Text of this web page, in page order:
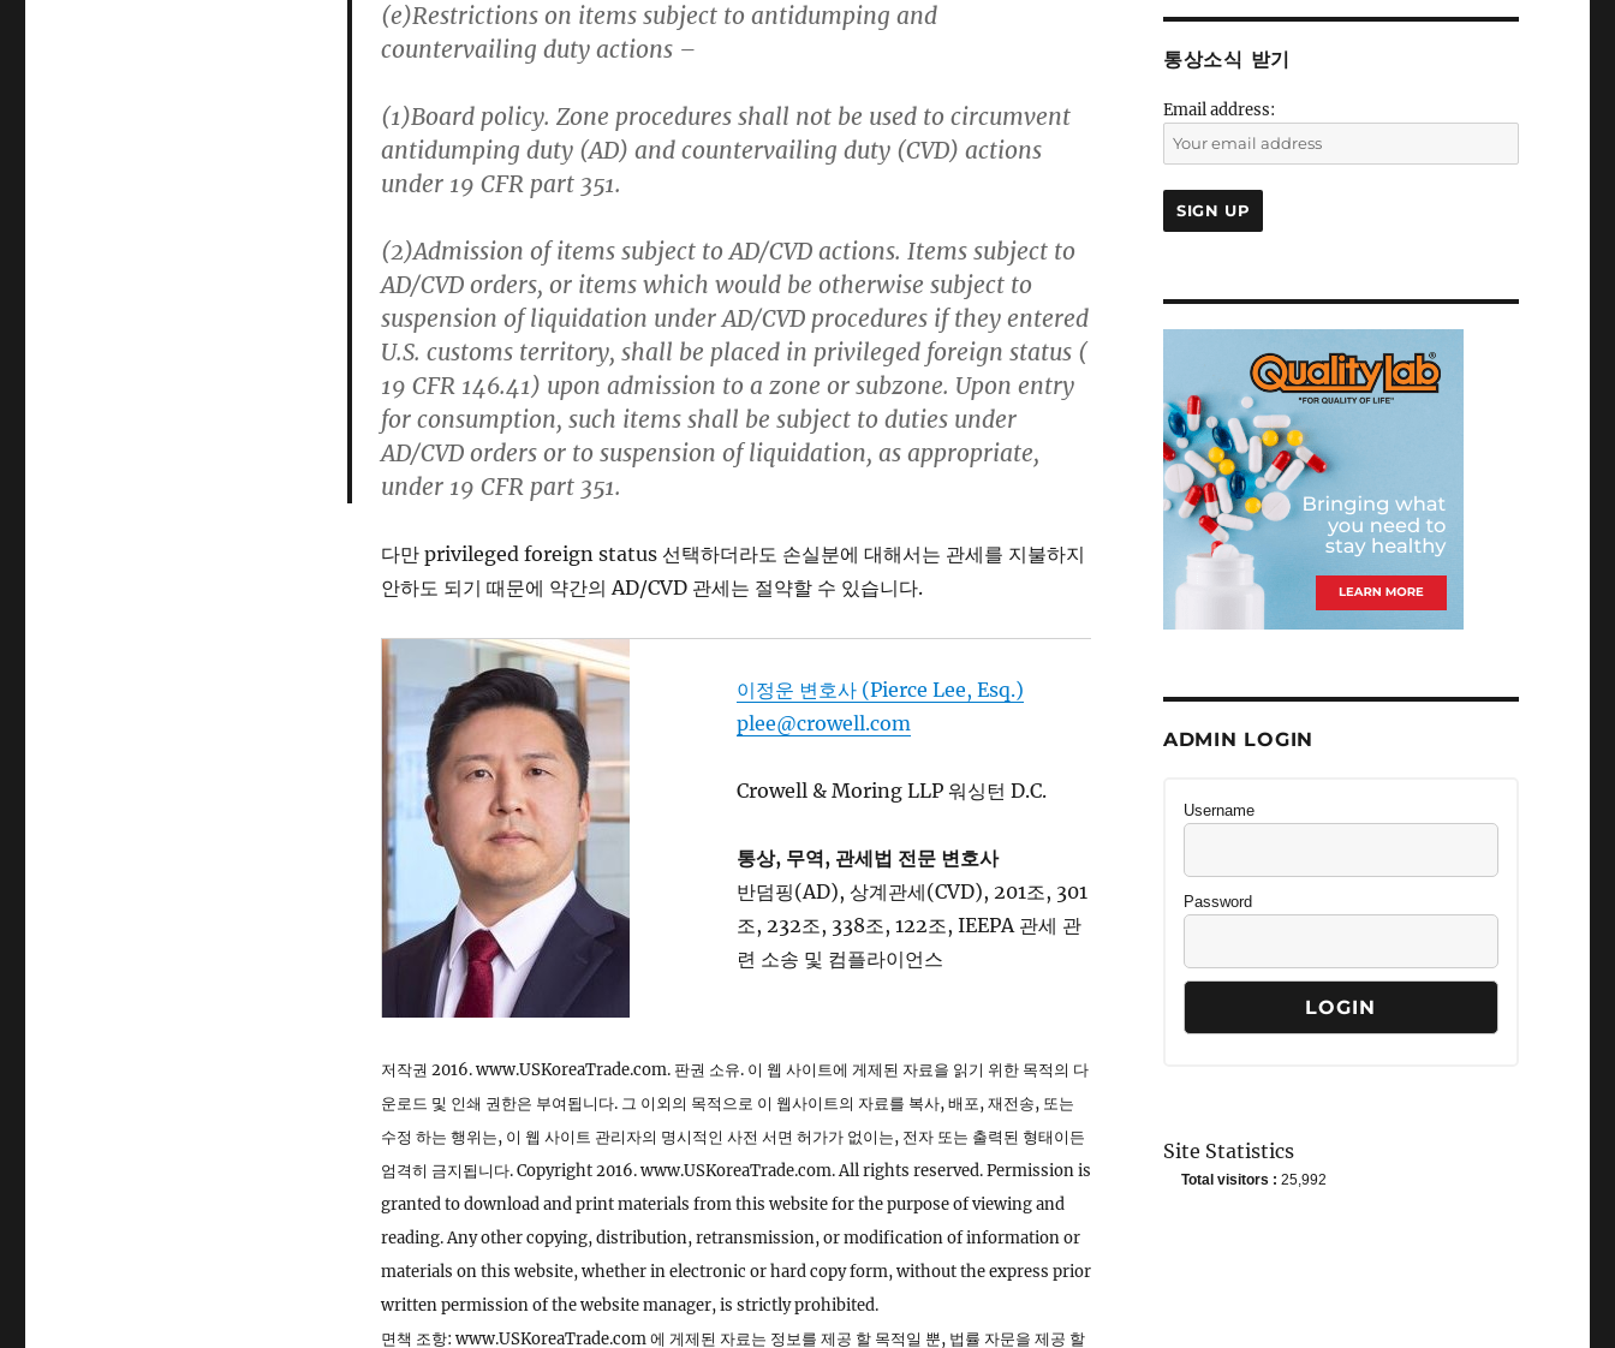
(e)Restrictions on items subject to antidumping and
countervailing duty actions –
(1)Board policy. Zone procedures shall not be used to circumvent
antidumping duty (AD) and countervailing duty (CVD) actions
under 19 CFR part 351.
(2)Admission of items subject to AD/CVD actions. Items subject to
AD/CVD orders, or items which would be otherwise subject to
suspension of liquidation under AD/CVD procedures if they entered
U.S. customs territory, shall be placed in privileged foreign status (
19 CFR 146.41) upon admission to a zone or subzone. Upon entry
for consumption, such items shall be subject to duties under
AD/CVD orders or to suspension of liquidation, as appropriate,
under 19 CFR part 351.
다만 privileged foreign status 선택하더라도 손실분에 대해서는 관세를 지불하지
안하도 되기 때문에 약간의 AD/CVD 관세는 절약할 수 있습니다.
이정운 변호사 (Pierce Lee, Esq.)
plee@crowell.com
Crowell & Moring LLP 워싱턴 D.C.
통상, 무역, 관세법 전문 변호사
반덤핑(AD), 상계관세(CVD), 201조, 301
조, 232조, 338조, 122조, IEEPA 관세 관
련 소송 및 컴플라이언스
저작권 2016. www.USKoreaTrade.com. 판권 소유. 이 웹 사이트에 게제된 자료을 읽기 위한 목적의 다
운로드 및 인쇄 권한은 부여됩니다. 그 이외의 목적으로 이 웹사이트의 자료를 복사, 배포, 재전송, 또는
수정 하는 행위는, 이 웹 사이트 관리자의 명시적인 사전 서면 허가가 없이는, 전자 또는 출력된 형태이든
엄격히 금지됩니다. Copyright 2016. www.USKoreaTrade.com. All rights reserved. Permission is
granted to download and print materials from this website for the purpose of viewing and
reading. Any other copying, distribution, retransmission, or modification of information or
materials on this website, whether in electronic or hard copy form, without the express prior
written permission of the website manager, is strictly prohibited.
면책 조항: www.USKoreaTrade.com 에 게제된 자료는 정보를 제공 할 목적일 뿐, 법률 자문을 제공 할
통상소식 받기
Email address:
ADMIN LOGIN
Username
Password
Site Statistics
Total visitors : 25,992